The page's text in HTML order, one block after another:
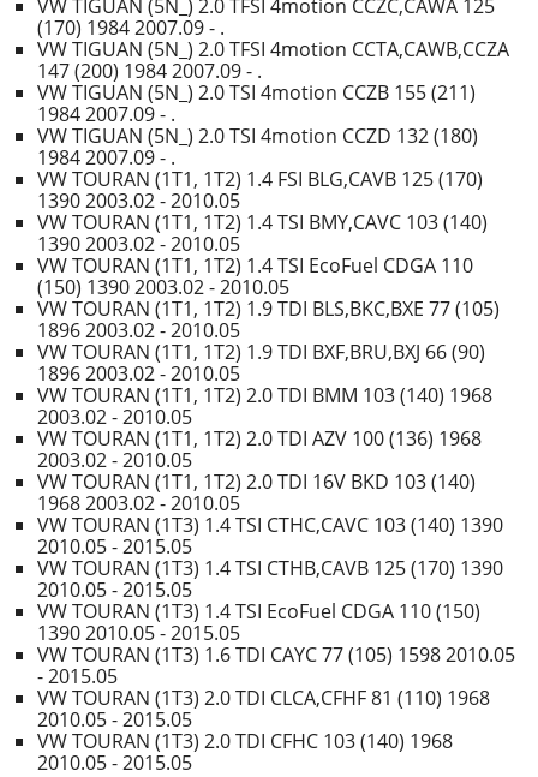
VW TIGUAN (5N_) 2.0 TFSI 4motion CCZC,CAWA 125
(170) 1984 2007.09 - .
VW TIGUAN (5N_) 2.0 TFSI 4motion CCTA,CAWB,CCZA
147 (200) 1984 2007.09 - .
VW TIGUAN (5N_) 2.0 TSI 4motion CCZB 155 (211)
1984 2007.09 - .
VW TIGUAN (5N_) 2.0 TSI 4motion CCZD 132 (180)
1984 2007.09 - .
VW TOURAN (1T1, 1T2) 1.4 FSI BLG,CAVB 125 (170)
1390 2003.02 - 2010.05
VW TOURAN (1T1, 1T2) 1.4 TSI BMY,CAVC 103 (140)
1390 2003.02 - 2010.05
VW TOURAN (1T1, 1T2) 1.4 TSI EcoFuel CDGA 110
(150) 1390 2003.02 - 2010.05
VW TOURAN (1T1, 1T2) 1.9 TDI BLS,BKC,BXE 77 (105)
1896 2003.02 - 2010.05
VW TOURAN (1T1, 1T2) 1.9 TDI BXF,BRU,BXJ 66 (90)
1896 2003.02 - 2010.05
VW TOURAN (1T1, 1T2) 2.0 TDI BMM 103 (140) 1968
2003.02 - 2010.05
VW TOURAN (1T1, 1T2) 2.0 TDI AZV 100 (136) 1968
2003.02 - 2010.05
VW TOURAN (1T1, 1T2) 2.0 TDI 16V BKD 103 (140)
1968 2003.02 - 2010.05
VW TOURAN (1T3) 1.4 TSI CTHC,CAVC 103 (140) 1390
2010.05 - 2015.05
VW TOURAN (1T3) 1.4 TSI CTHB,CAVB 125 (170) 1390
2010.05 - 2015.05
VW TOURAN (1T3) 1.4 TSI EcoFuel CDGA 110 (150)
1390 2010.05 - 2015.05
VW TOURAN (1T3) 1.6 TDI CAYC 77 (105) 1598 2010.05
- 2015.05
VW TOURAN (1T3) 2.0 TDI CLCA,CFHF 81 (110) 1968
2010.05 - 2015.05
VW TOURAN (1T3) 2.0 TDI CFHC 103 (140) 1968
2010.05 - 2015.05